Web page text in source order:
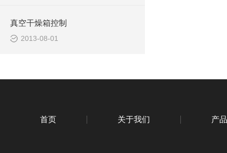
真空干燥箱控制
2013-08-01
首页 关于我们 产